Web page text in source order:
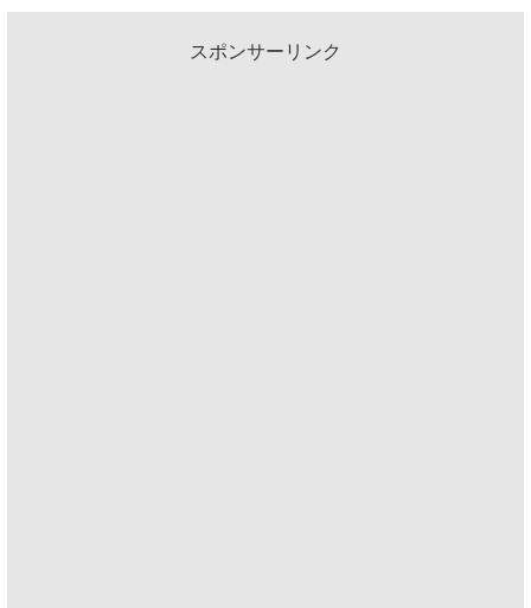
スポンサーリンク